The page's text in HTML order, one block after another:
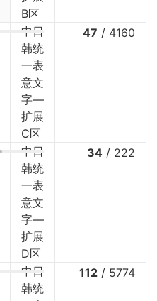
B区
中日
韩统
一表
意文
字—
扩展
C区
47 / 4160
中日
韩统
一表
意文
字—
扩展
D区
34 / 222
中日
韩统
112 / 5774